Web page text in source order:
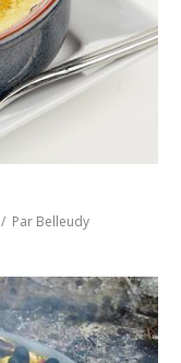
Par Belleudy